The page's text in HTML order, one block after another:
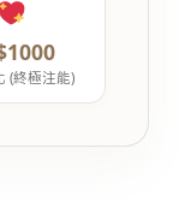
(終極注能)